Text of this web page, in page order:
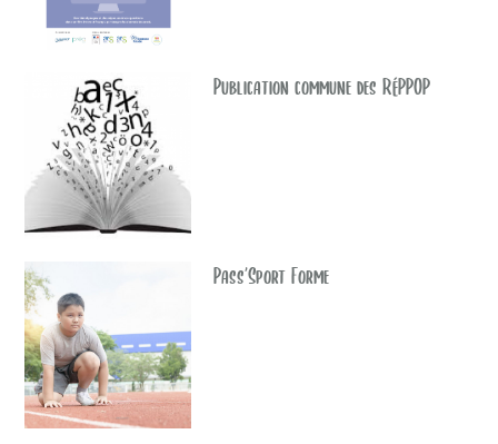
Publication commune des RéPPOP
Pass’Sport Forme